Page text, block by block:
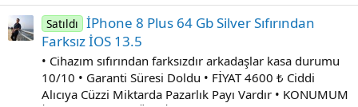
Satıldı İPhone 8 Plus 64 Gb Silver Sıfırından
Farksız İOS 13.5
• Cihazım sıfırından farksızdır arkadaşlar kasa durumu
10/10 • Garanti Süresi Doldu • FİYAT 4600 ₺ Ciddi
Alıcıya Cüzzi Miktarda Pazarlık Payı Vardır • KONUMUM